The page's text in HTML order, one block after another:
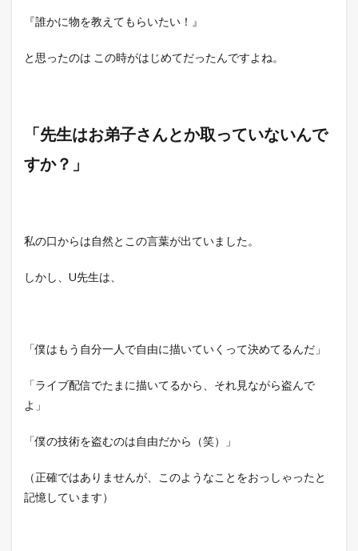
『誰かに物を教えてもらいたい！』
と思ったのは この時がはじめてだったんですよね。
「先生はお弟子さんとか取っていないんで
すか？」
私の口からは自然とこの言葉が出ていました。
しかし、U先生は、
「僕はもう自分一人で自由に描いていくって決めてるんだ」
「ライブ配信でたまに描いてるから、それ見ながら盗んで
よ」
「僕の技術を盗むのは自由だから（笑）」
（正確ではありませんが、このようなことをおっしゃったと
記憶しています）